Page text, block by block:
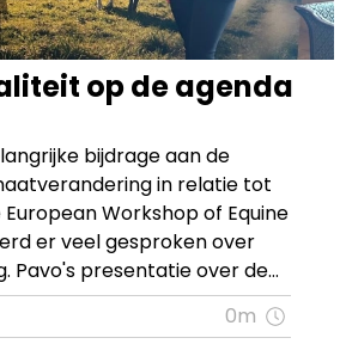
op de agenda
bijdrage aan de
in relatie tot
Workshop of Equine
er veel gesproken over
Pavo's presentatie over de
ruwvoer ging ook in op de
klimaat. EWEN is een
0m